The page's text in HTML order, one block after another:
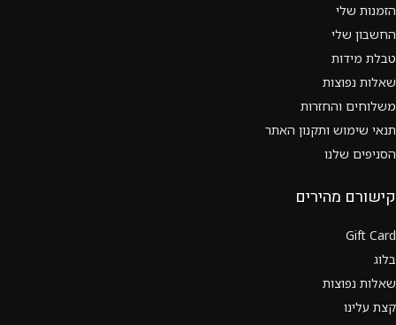
הזמנות שלי
החשבון שלי
טבלת מידות
שאלות נפוצות
משלוחים והחזרות
תנאי שימוש ותקנון האתר
הסניפים שלנו
קישורם מהירים
Gift Card
בלוג
שאלות נפוצות
קצת עלינו